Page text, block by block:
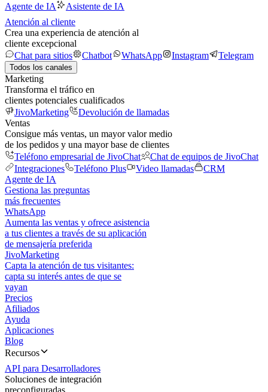
Agente de IA
Asistente de IA
Atención al cliente
Crea una experiencia de atención al
cliente excepcional
Chat para sitios
Chatbot WhatsApp Instagram Telegram
Todos los canales
Marketing
Transforma el tráfico en
clientes potenciales cualificados
JivoMarketing
Devolución de llamadas
Ventas
Consigue más ventas, un mayor valor medio
de los pedidos y una mayor base de clientes
Teléfono empresarial de JivoChat
Chat de equipos de JivoChat
Integraciones
Teléfono Plus Video llamadas
CRM
Agente de IA
Gestiona las preguntas
más frecuentes
WhatsApp
Aumenta las ventas y ofrece asistencia
a tus clientes a través de su aplicación
de mensajería preferida
JivoMarketing
Capta la atención de tus visitantes:
capta su interés antes de que se
vayan
Precios
Afiliados
Ayuda
Aplicaciones
Blog
Recursos
API para Desarrolladores
Soluciones de integración
preconfiguradas